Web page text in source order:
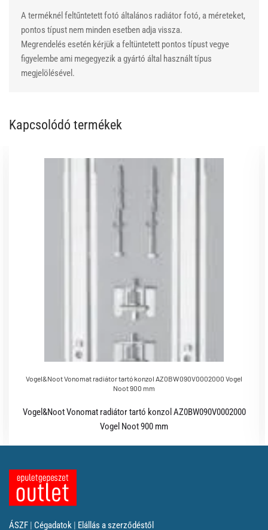
A terméknél feltűntetett fotó általános radiátor fotó, a méreteket,
pontos típust nem minden esetben adja vissza.
Megrendelés esetén kérjük a feltüntetett pontos típust vegye
figyelembe ami megegyezik a gyártó által használt típus
megjelölésével.
Kapcsolódó termékek
Vogel&Noot Vonomat radiátor tartó konzol AZ0BW090V0002000 Vogel
Noot 900 mm
Vogel&Noot Vonomat radiátor tartó konzol AZ0BW090V0002000
Vogel Noot 900 mm
ÁSZF | Cégadatok | Elállás a szerződéstől